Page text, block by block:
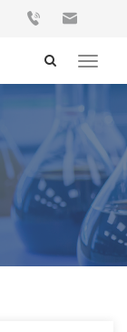
Toggle